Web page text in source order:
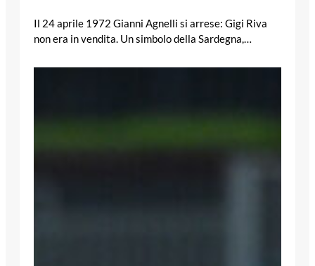
Il 24 aprile 1972 Gianni Agnelli si arrese: Gigi Riva
non era in vendita. Un simbolo della Sardegna,…